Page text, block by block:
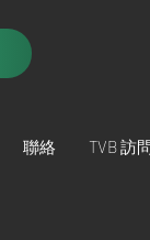
聯絡 TVB 訪